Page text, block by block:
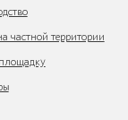
частной территории